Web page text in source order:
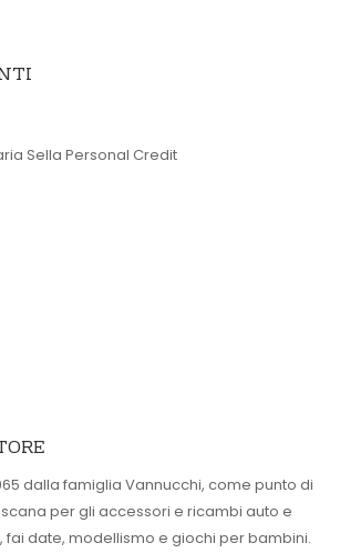
Sella Personal Credit
dalla famiglia Vannucchi, come punto di
per gli accessori e ricambi auto e
date, modellismo e giochi per bambini.